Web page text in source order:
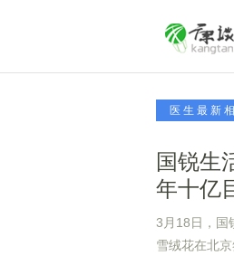
医生最新
国锐生
年十亿
3月18日，国
雪绒花在北